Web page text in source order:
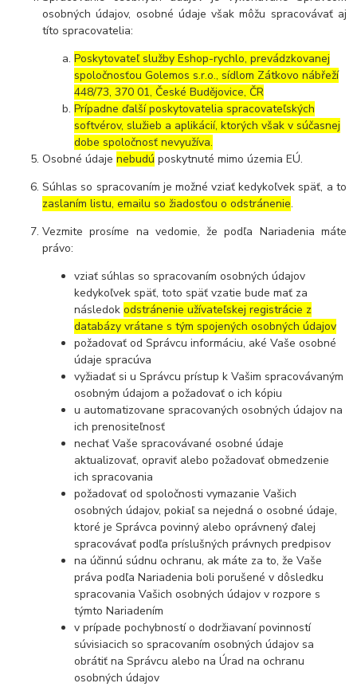
osobných údajov, osobné údaje však môžu spracovávať aj
títo spracovatelia:
Poskytovateľ služby Eshop-rychlo, prevádzkovanej
spoločnosťou Golemos s.r.o., sídlom Zátkovo nábřeží
448/73, 370 01, České Budějovice, ČR
Prípadne ďalší poskytovatelia spracovateľských
softvérov, služieb a aplikácií, ktorých však v súčasnej
dobe spoločnosť nevyužíva.
Osobné údajenebudú poskytnuté mimo územia EÚ.
Súhlas so spracovaním je možné vziať kedykoľvek späť, a to
zaslaním listu, emailu so žiadosťou o odstránenie.
Vezmite prosíme na vedomie, že podľa Nariadenia máte
právo:
vziať súhlas so spracovaním osobných údajov
kedykoľvek späť, toto späť vzatie bude mať za
následokodstránenie užívateľskej registrácie z
databázy vrátane s tým spojených osobných údajov
požadovať od Správcu informáciu, aké Vaše osobné
údaje spracúva
vyžiadať si u Správcu prístup k Vašim spracovávaným
osobným údajom a požadovať o ich kópiu
u automatizovane spracovaných osobných údajov na
ich prenositeľnosť
nechať Vaše spracovávané osobné údaje
aktualizovať, opraviť alebo požadovať obmedzenie
ich spracovania
požadovať od spoločnosti vymazanie Vašich
osobných údajov, pokiaľ sa nejedná o osobné údaje,
ktoré je Správca povinný alebo oprávnený ďalej
spracovávať podľa príslušných právnych predpisov
na účinnú súdnu ochranu, ak máte za to, že Vaše
práva podľa Nariadenia boli porušené v dôsledku
spracovania Vašich osobných údajov v rozpore s
týmto Nariadením
v prípade pochybností o dodržiavaní povinností
súvisiacich so spracovaním osobných údajov sa
obrátiť na Správcu alebo na Úrad na ochranu
osobných údajov